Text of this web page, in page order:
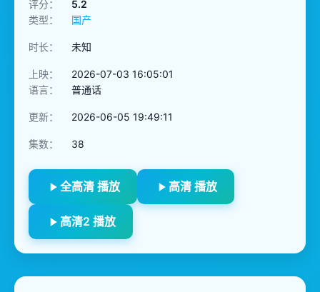
评分：
5.2
类型：
国产
时长： 未知
上映：
2026-07-03 16:05:01
语言：
普通话
更新： 2026-06-05 19:49:11
集数： 38
全高清 播放 高清 播放
高清2 播放